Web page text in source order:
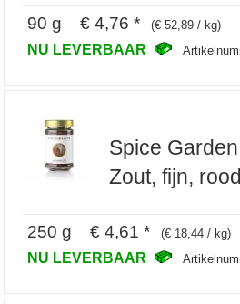
90 g € 4,76 * (€ 52,89 / kg)
NU LEVERBAAR
Spice
Zout, fijn,
250 g € 4,61 * (€ 18,44 / kg)
NU LEVERBAAR